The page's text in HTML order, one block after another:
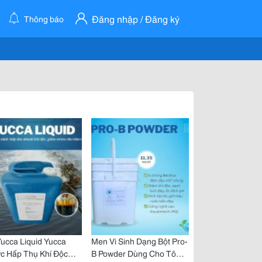
Thông báo Đăng nhập / Đăng ký
Liquid Yucca
Hấp Thụ Khí Độc
Men Vi Sinh Dạng Bột Pro-
B Powder Dùng Cho Tôm